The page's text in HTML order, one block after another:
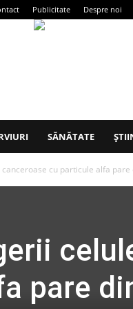
Publicitate Despre noi
SĂNĂTATE
cu particule alfa pare
pare